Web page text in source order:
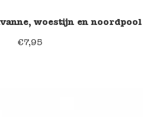
woestijn en noordpool
€7,95